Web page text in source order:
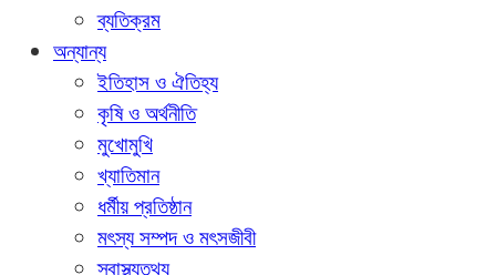
ব্যতিক্রম
অন্যান্য
ইতিহাস ও ঐতিহ্য
কৃষি ও অর্থনীতি
মুখোমুখি
খ্যাতিমান
ধর্মীয় প্রতিষ্ঠান
মৎস্য সম্পদ ও মৎসজীবী
স্বাস্থ্যতথ্য